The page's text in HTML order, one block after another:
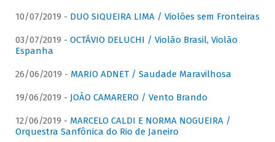
10/07/2019 - DUO SIQUEIRA LIMA / Violões sem Fronteiras
03/07/2019 - OCTÁVIO DELUCHI / Violão Brasil, Violão
Espanha
26/06/2019 - MARIO ADNET / Saudade Maravilhosa
19/06/2019 - JOÃO CAMARERO / Vento Brando
12/06/2019 - MARCELO CALDI E NORMA NOGUEIRA /
Orquestra Sanfônica do Rio de Janeiro